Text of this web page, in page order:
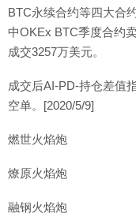
BTC永续合约等四大合
中OKEx BTC季度合约
成交3257万美元。
成交后AI-PD-持仓差值
空单。[2020/5/9]
燃世火焰炮
燎原火焰炮
融钢火焰炮